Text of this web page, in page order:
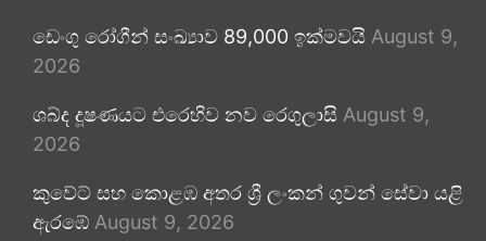
ඩෙංගු රෝගීන් සංඛ්‍යාව 89,000 ඉක්මවයි August 9,
2026
ශබ්ද දූෂණයට එරෙහිව නව රෙගුලාසි August 9,
2026
කුවේට් සහ කොළඹ අතර ශ්‍රී ලංකන් ගුවන් සේවා යළි
ඇරඹේ August 9, 2026